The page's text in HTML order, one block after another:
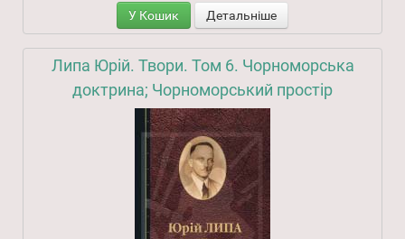
У Кошик Детальніше
Липа Юрій. Твори. Том 6. Чорноморська
доктрина; Чорноморський простір